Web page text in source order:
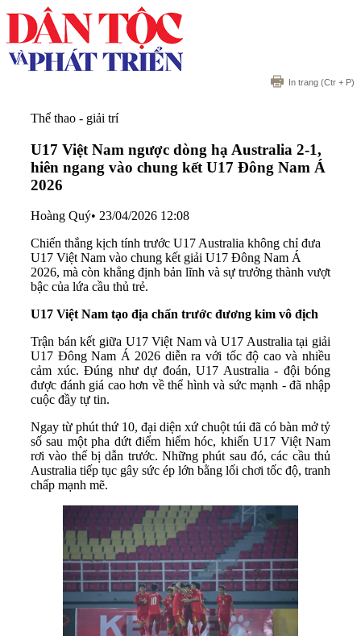
In trang (Ctr + P)
Thể thao - giải trí
U17 Việt Nam ngược dòng hạ Australia 2-1,
hiên ngang vào chung kết U17 Đông Nam Á
2026
Hoàng Quý• 23/04/2026 12:08
Chiến thắng kịch tính trước U17 Australia không chỉ đưa
U17 Việt Nam vào chung kết giải U17 Đông Nam Á
2026, mà còn khẳng định bản lĩnh và sự trưởng thành vượt
bậc của lứa cầu thủ trẻ.
U17 Việt Nam tạo địa chấn trước đương kim vô địch
Trận bán kết giữa U17 Việt Nam và U17 Australia tại giải
U17 Đông Nam Á 2026 diễn ra với tốc độ cao và nhiều
cảm xúc. Đúng như dự đoán, U17 Australia - đội bóng
được đánh giá cao hơn về thể hình và sức mạnh - đã nhập
cuộc đầy tự tin.
Ngay từ phút thứ 10, đại diện xứ chuột túi đã có bàn mở tỷ
số sau một pha dứt điểm hiểm hóc, khiến U17 Việt Nam
rơi vào thế bị dẫn trước. Những phút sau đó, các cầu thủ
Australia tiếp tục gây sức ép lớn bằng lối chơi tốc độ, tranh
chấp mạnh mẽ.